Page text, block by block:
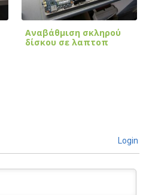
Αναβάθμιση σκληρού
δίσκου σε λαπτοπ
Login